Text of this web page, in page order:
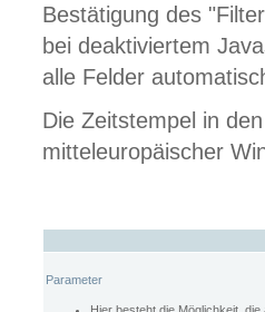
Bestätigung des
bei deaktiviertem
alle Felder
Die Zeitstempel in
mitteleuropäischer
Parameter